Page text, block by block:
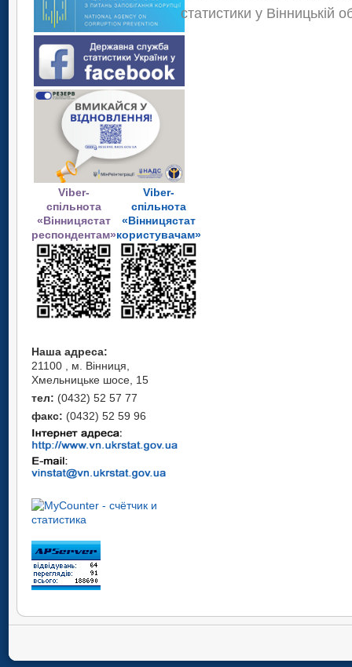
Viber-
спільнота
«Вінницястат
респондентам»
Viber-
спільнота
«Вінницястат
користувачам»
Наша адреса:
21100 , м. Вінниця,
Хмельницьке шосе, 15
тел: (0432) 52 57 77
факс: (0432) 52 59 96
статистики у Вінницькій